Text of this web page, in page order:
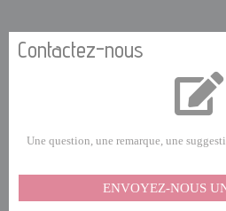
Contactez-nous
Une question, une remarque, une
ENVOYEZ-NOUS